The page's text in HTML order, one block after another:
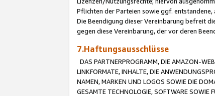
Pflichten der Parteien sowie ggf.
Die Beendigung dieser Vereinbarung befreit
gegen diese Vereinbarung, der vor deren
7.Haftungsausschlüsse
DAS PARTNERPROGRAMM, DIE AMAZON-
LINKFORMATE, INHALTE, DIE
NAMEN, MARKEN UND LOGOS SOWIE DIE
GESAMTE TECHNOLOGIE, SOFTWARE SOWIE